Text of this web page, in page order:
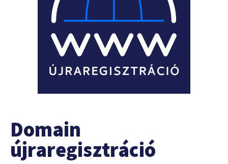
Domain
újraregisztráció